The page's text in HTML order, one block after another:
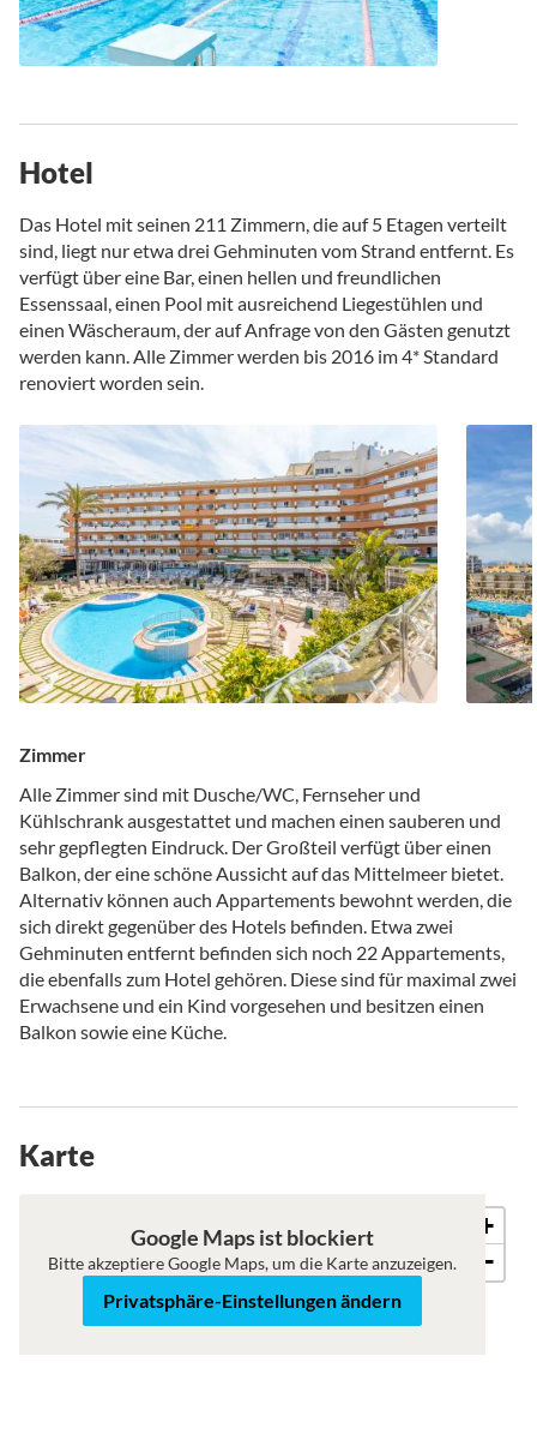
Hotel
Das Hotel mit seinen 211 Zimmern, die auf 5 Etagen verteilt
sind, liegt nur etwa drei Gehminuten vom Strand entfernt. Es
verfügt über eine Bar, einen hellen und freundlichen
Essenssaal, einen Pool mit ausreichend Liegestühlen und
einen Wäscheraum, der auf Anfrage von den Gästen genutzt
werden kann. Alle Zimmer werden bis 2016 im 4* Standard
renoviert worden sein.
Zimmer
Alle Zimmer sind mit Dusche/WC, Fernseher und
Kühlschrank ausgestattet und machen einen sauberen und
sehr gepflegten Eindruck. Der Großteil verfügt über einen
Balkon, der eine schöne Aussicht auf das Mittelmeer bietet.
Alternativ können auch Appartements bewohnt werden, die
sich direkt gegenüber des Hotels befinden. Etwa zwei
Gehminuten entfernt befinden sich noch 22 Appartements,
die ebenfalls zum Hotel gehören. Diese sind für maximal zwei
Erwachsene und ein Kind vorgesehen und besitzen einen
Balkon sowie eine Küche.
Karte
Roadmap Satellit
+
−
Google Maps ist blockiert
Bitte akzeptiere Google Maps, um die Karte anzuzeigen.
Privatsphäre-Einstellungen ändern